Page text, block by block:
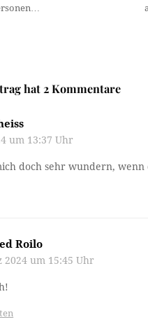
hat 2 Kommentare
um 13:37 Uhr
doch sehr wundern,
Roilo
2024 um 15:45 Uhr